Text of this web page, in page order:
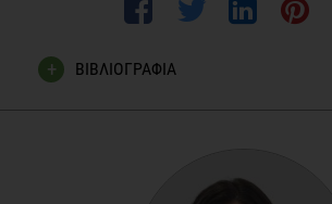
ΒΙΒΛΙΟΓΡΑΦΙΑ
Crippa, A., A. Discacciati, S. C. Larsson, A.